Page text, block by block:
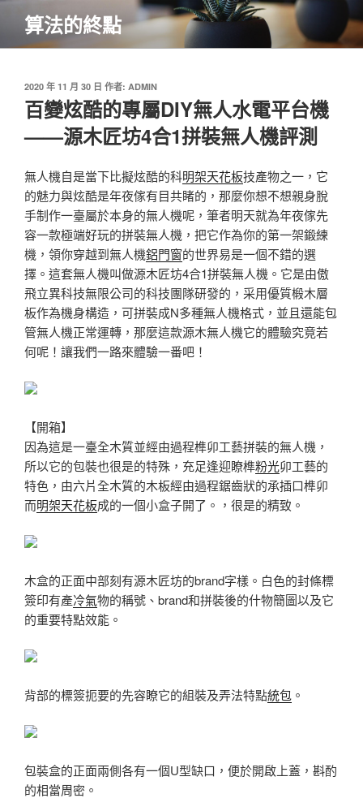
主
算法的終點
發
佈
於
2020 年 11 月 30 日 作者: ADMIN
百變炫酷的專屬DIY無人水電平台機
——源木匠坊4合1拼裝無人機評測
無人機自是當下比擬炫酷的科明架天花板技產物之一，它
的魅力與炫酷是年夜傢有目共睹的，那麼你想不想親身脫
手制作一臺屬於本身的無人機呢，筆者明天就為年夜傢先
容一款極端好玩的拼裝無人機，把它作為你的第一架鍛練
機，領你穿越到無人機鋁門窗的世界易是一個不錯的選
擇。這套無人機叫做源木匠坊4合1拼裝無人機。它是由傲
飛立異科技無限公司的科技團隊研發的，采用優質椴木層
板作為機身構造，可拼裝成N多種無人機格式，並且還能包
管無人機正常運轉，那麼這款源木無人機它的體驗究竟若
何呢！讓我們一路來體驗一番吧！
【開箱】
因為這是一臺全木質並經由過程榫卯工藝拼裝的無人機，
所以它的包裝也很是的特殊，充足逢迎瞭榫粉光卯工藝的
特色，由六片全木質的木板經由過程鋸齒狀的承插口榫卯
而明架天花板成的一個小盒子開了。，很是的精致。
木盒的正面中部刻有源木匠坊的brand字樣。白色的封條標
簽印有產冷氣物的稱號、brand和拼裝後的什物簡圖以及它
的重要特點效能。
背部的標簽扼要的先容瞭它的組裝及弄法特點統包 。
包裝盒的正面兩側各有一個U型缺口，便於開啟上蓋，斟酌
的相當周密。